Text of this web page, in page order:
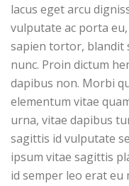
lacus eget arcu
vulputate ac porta
sapien tortor, blandit
nunc. Proin dictum
dapibus non. Morbi
elementum vitae
urna, vitae dapibus
sagittis id vulputate
ipsum vitae sagittis
id semper leo erat eu